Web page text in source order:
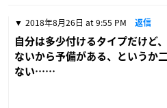
2018年8月26日 at 9:55 PM 返信
自分は多少付けるタイプだけど
ないから予備がある、というか
ない……